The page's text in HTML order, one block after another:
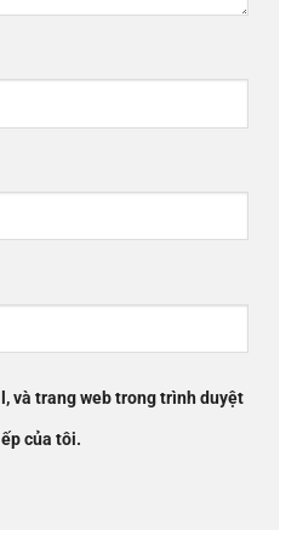
và trang web trong trình duyệt
của tôi.